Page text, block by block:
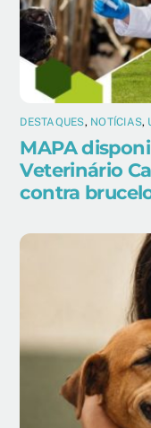
DESTAQUES, NOTÍCIAS,
MAPA
Veterinário
contra